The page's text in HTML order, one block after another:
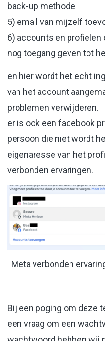
back-up methode
5) email van mijzelf
6) accounts en profielen
nog toegang geven tot
en hier wordt het echt
van het account
problemen verwijderen.
er is ook een facebook
persoon die niet wordt
eigenaresse van het
verbonden ervaringen.
Meta verbonden
Bij een poging om deze
een vraag om een